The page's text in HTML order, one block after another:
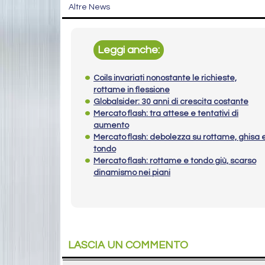
Altre News
Leggi anche:
Coils invariati nonostante le richieste,
rottame in flessione
Globalsider: 30 anni di crescita costante
Mercato flash: tra attese e tentativi di
aumento
Mercato flash: debolezza su rottame, ghisa
tondo
Mercato flash: rottame e tondo giù, scarso
dinamismo nei piani
LASCIA UN COMMENTO